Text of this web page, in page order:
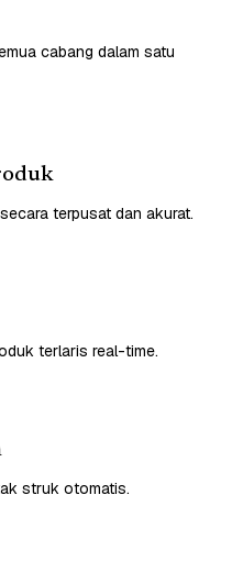
cabang dalam satu
terpusat dan akurat.
terlaris real-time.
struk otomatis.